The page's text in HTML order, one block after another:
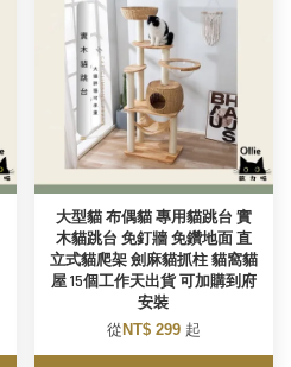
大型貓 布偶貓 專用貓跳台 實
木貓跳台 免釘牆 免鑽地面 直
立式貓爬架 劍麻貓抓柱 貓窩貓
屋 15個工作天出貨 可加購到府
安裝
從 NT$ 299 起